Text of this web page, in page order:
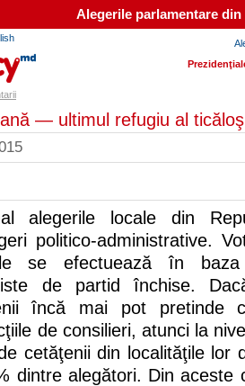
Alegerile parlamentare
— ultimul refugiu al
alegerile locale din
politico-administrative.
se efectuează în baza
de partid închise.
încă mai pot pretinde
de consilieri, atunci la
cetăţenii din localităţile lor
dintre alegători. Din aceste